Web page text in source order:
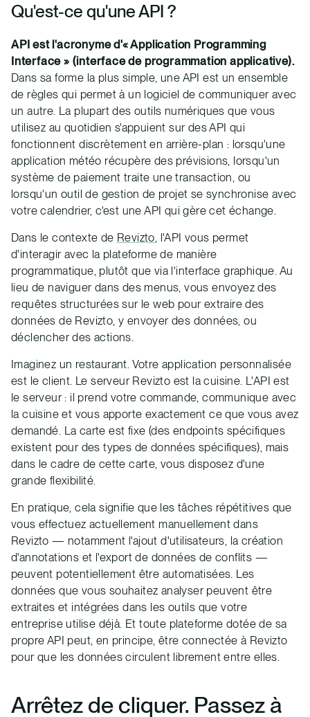
Qu'est-ce qu'une API ?
API est l'acronyme d'« Application Programming
Interface » (interface de programmation applicative).
Dans sa forme la plus simple, une API est un ensemble
de règles qui permet à un logiciel de communiquer avec
un autre. La plupart des outils numériques que vous
utilisez au quotidien s'appuient sur des API qui
fonctionnent discrètement en arrière-plan : lorsqu'une
application météo récupère des prévisions, lorsqu'un
système de paiement traite une transaction, ou
lorsqu'un outil de gestion de projet se synchronise avec
votre calendrier, c'est une API qui gère cet échange.
Dans le contexte de Revizto, l'API vous permet
d'interagir avec la plateforme de manière
programmatique, plutôt que via l'interface graphique. Au
lieu de naviguer dans des menus, vous envoyez des
requêtes structurées sur le web pour extraire des
données de Revizto, y envoyer des données, ou
déclencher des actions.
Imaginez un restaurant. Votre application personnalisée
est le client. Le serveur Revizto est la cuisine. L'API est
le serveur : il prend votre commande, communique avec
la cuisine et vous apporte exactement ce que vous avez
demandé. La carte est fixe (des endpoints spécifiques
existent pour des types de données spécifiques), mais
dans le cadre de cette carte, vous disposez d'une
grande flexibilité.
En pratique, cela signifie que les tâches répétitives que
vous effectuez actuellement manuellement dans
Revizto — notamment l'ajout d'utilisateurs, la création
d'annotations et l'export de données de conflits —
peuvent potentiellement être automatisées. Les
données que vous souhaitez analyser peuvent être
extraites et intégrées dans les outils que votre
entreprise utilise déjà. Et toute plateforme dotée de sa
propre API peut, en principe, être connectée à Revizto
pour que les données circulent librement entre elles.
Arrêtez de cliquer. Passez à